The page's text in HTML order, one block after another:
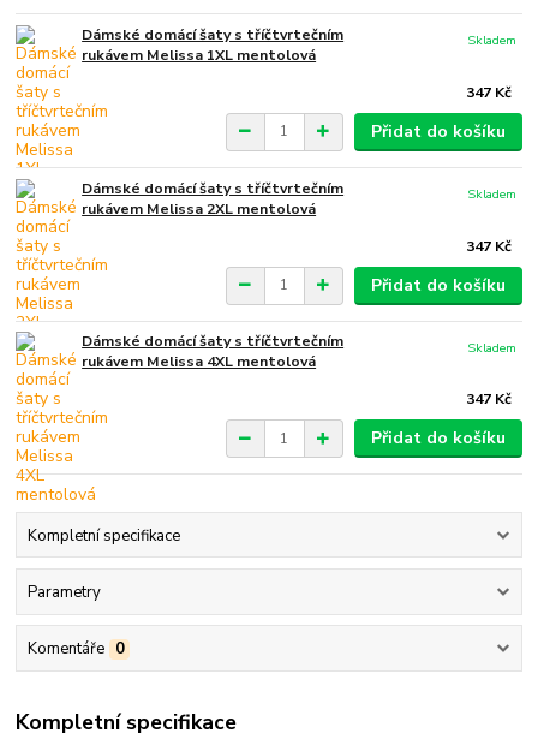
Dámské domácí šaty s tříčtvrtečním
rukávem Melissa 1XL mentolová
347 Kč
Skladem
Přidat do košíku
Dámské domácí šaty s tříčtvrtečním
rukávem Melissa 2XL mentolová
347 Kč
Skladem
Přidat do košíku
Dámské domácí šaty s tříčtvrtečním
rukávem Melissa 4XL mentolová
347 Kč
Skladem
Přidat do košíku
Kompletní specifikace
Parametry
Komentáře 0
Kompletní specifikace